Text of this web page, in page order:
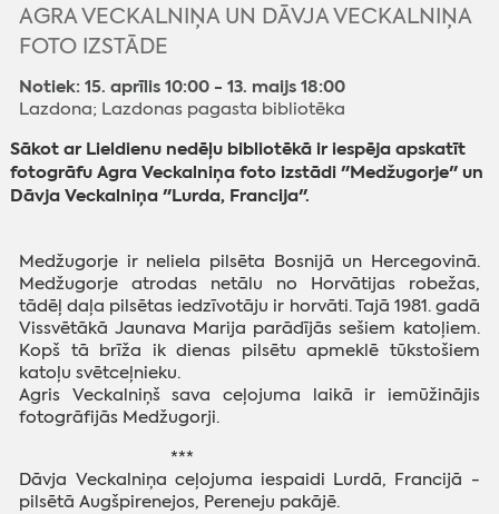
AGRA VECKALNIŅA UN DĀVJA VECKALNIŅA
FOTO IZSTĀDE
Notiek: 15. aprīlis 10:00 - 13. maijs 18:00
Lazdona; Lazdonas pagasta bibliotēka
Sākot ar Lieldienu nedēļu bibliotēkā ir iespēja apskatīt
fotogrāfu Agra Veckalniņa foto izstādi "Medžugorje" un
Dāvja Veckalniņa "Lurda, Francija".
Medžugorje ir neliela pilsēta Bosnijā un Hercegovinā.
Medžugorje atrodas netālu no Horvātijas robežas,
tādēļ daļa pilsētas iedzīvotāju ir horvāti. Tajā 1981. gadā
Vissvētākā Jaunava Marija parādījās sešiem katoļiem.
Kopš tā brīža ik dienas pilsētu apmeklē tūkstošiem
katoļu svētceļnieku.
Agris Veckalniņš sava ceļojuma laikā ir iemūžinājis
fotogrāfijās Medžugorji.
***
Dāvja Veckalniņa ceļojuma iespaidi Lurdā, Francijā -
pilsētā Augšpirenejos, Pereneju pakājē.